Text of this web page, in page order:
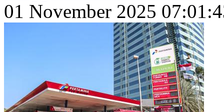
01 November 2025